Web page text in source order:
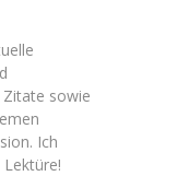
sowie
Ich